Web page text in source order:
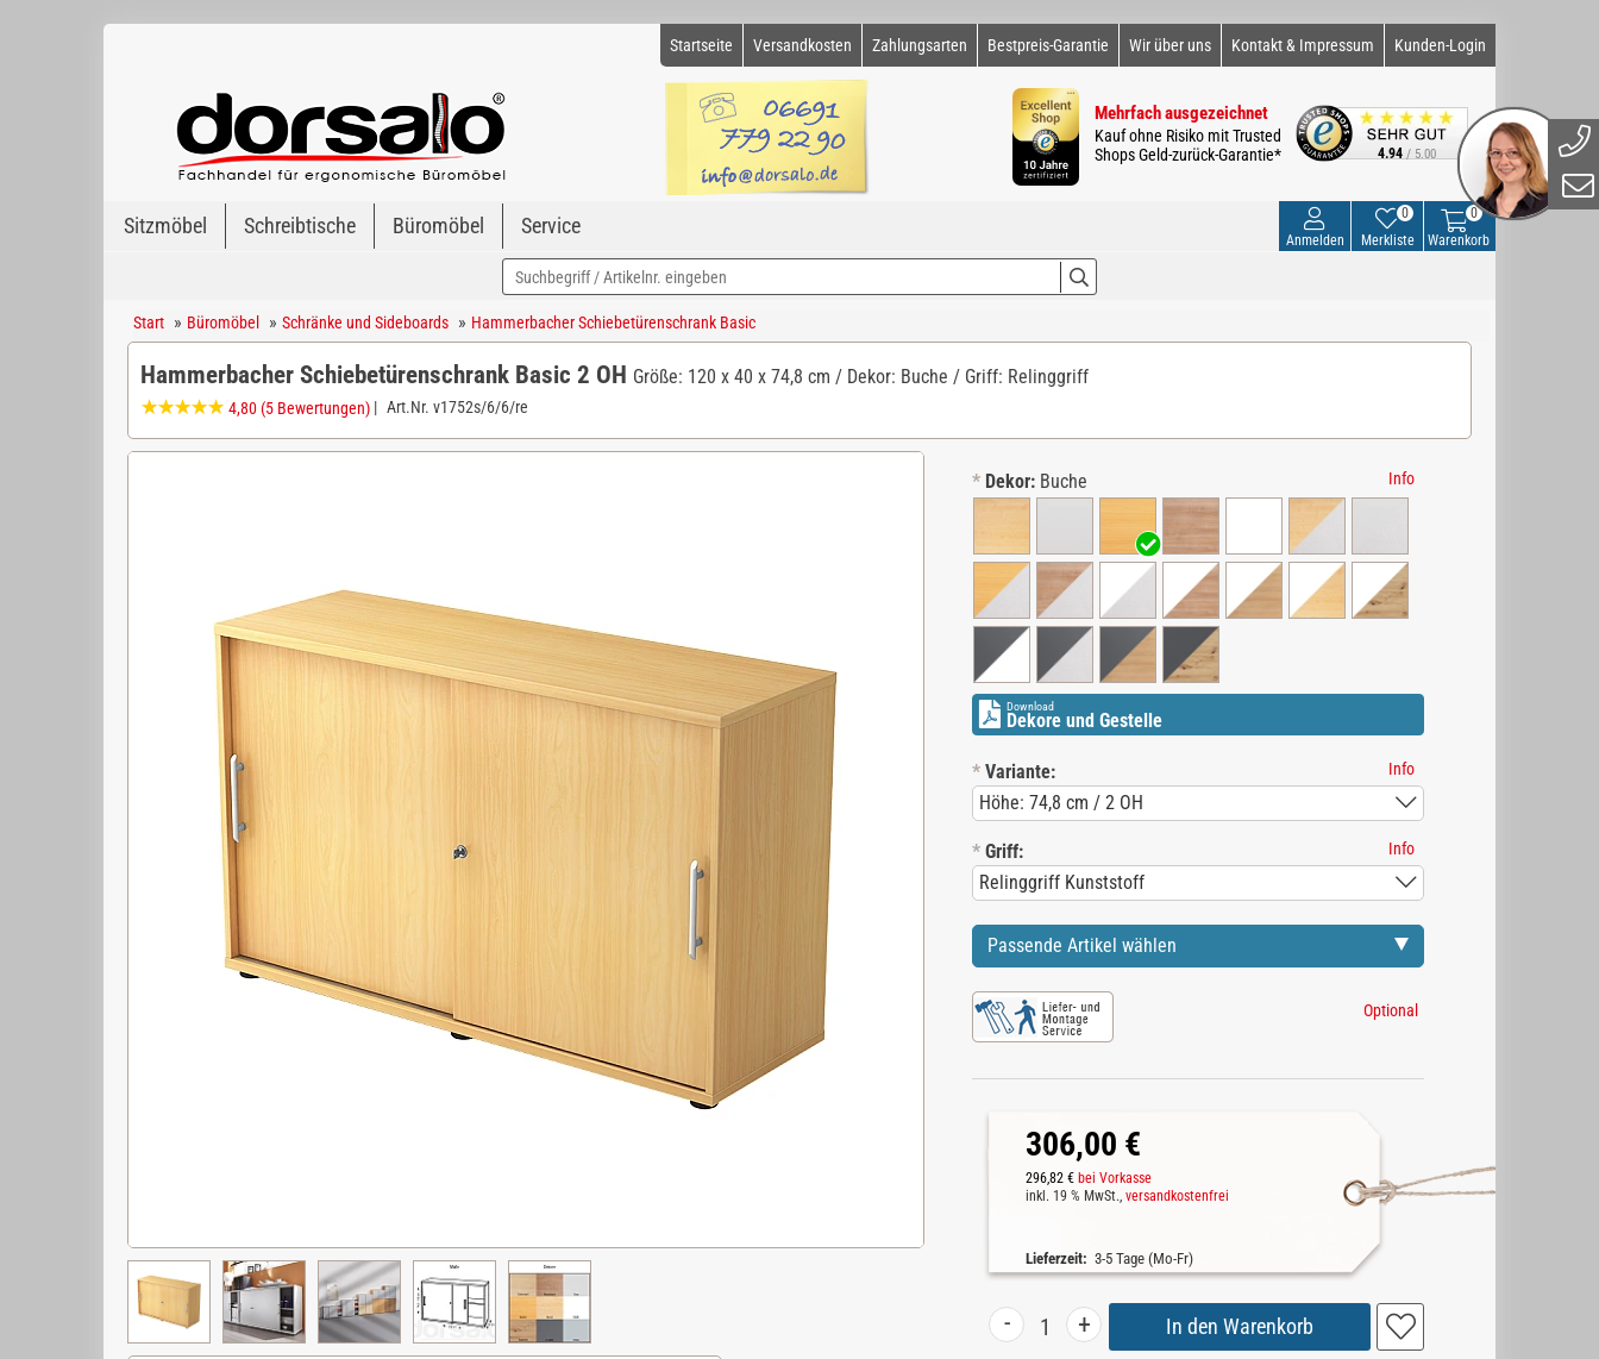
Startseite Versandkosten Zahlungsarten Bestpreis-Garantie Wir über uns Kontakt & Impressum Kunden-Login
Mehrfach ausgezeichnet
Kauf ohne Risiko mit Trusted
Shops Geld-zurück-Garantie*
4.94 / 5.00
Sitzmöbel Schreibtische Büromöbel Service
0
Warenkorb
Merkliste
0
Anmelden
Start » Büromöbel » Schränke und Sideboards » Hammerbacher Schiebetürenschrank Basic
Hammerbacher Schiebetürenschrank Basic 2 OH Größe: 120 x 40 x 74,8 cm / Dekor: Buche / Griff: Relinggriff
4,80 (5 Bewertungen) | Art.Nr. v1752s/6/6/re
* Dekor: Buche Info
Download
Dekore und Gestelle
* Variante: Info
* Griff: Info
Passende Artikel wählen
Optional
306,00 €
296,82 € bei Vorkasse
inkl. 19 % MwSt., versandkostenfrei
Lieferzeit: 3-5 Tage (Mo-Fr)
- +